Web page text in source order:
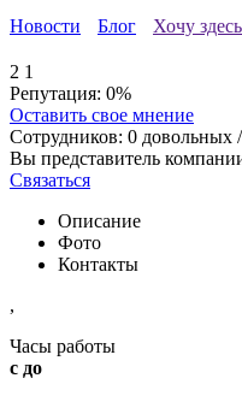
Новости Блог Хочу
2 1
Репутация: 0%
Оставить свое мнение
Сотрудников: 0 довольных /
Вы представитель
Связаться
Описание
Фото
Контакты
,
Часы работы
с до